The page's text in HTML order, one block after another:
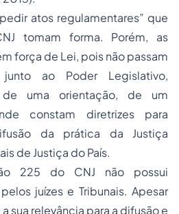
atos regulamentares” que
tomam forma. Porém, as
força de Lei, pois não passam
ao Poder Legislativo,
de uma orientação, de um
constam diretrizes para
da prática da Justiça
de Justiça do País.
225 do CNJ não possui
juízes e Tribunais. Apesar
sua relevância para a difusão e